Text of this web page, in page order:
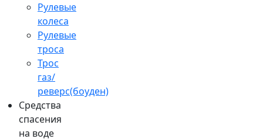
Рулевые
колеса
Рулевые
троса
Трос
газ/
реверс(боуден)
Средства
спасения
на воде